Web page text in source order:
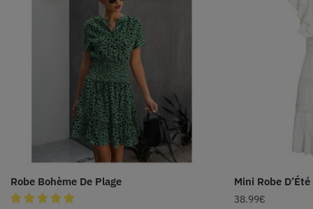
Robe Bohème De Plage Mini Robe
38.99€